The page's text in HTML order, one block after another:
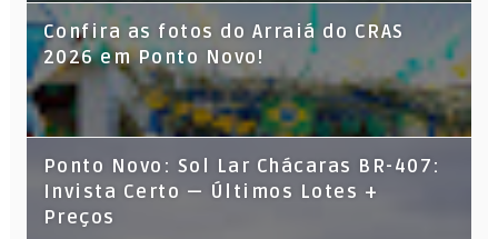
Confira as fotos do Arraiá do CRAS
2026 em Ponto Novo!
Ponto Novo: Sol Lar Chácaras BR-407:
Invista Certo — Últimos Lotes +
Preços